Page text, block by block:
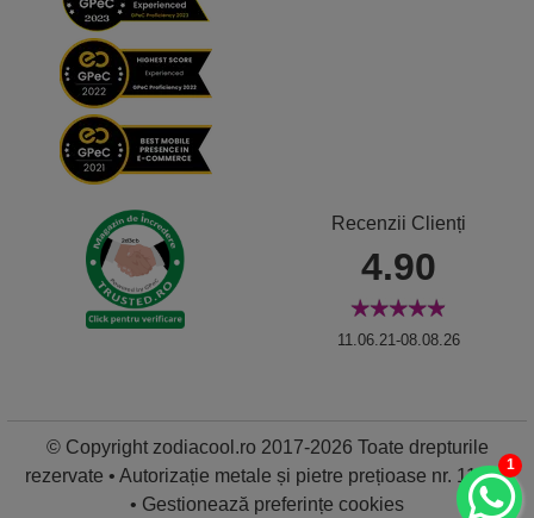
Recenzii Clienți
4.90
11.06.21-08.08.26
© Copyright zodiacool.ro 2017-2026 Toate drepturile
rezervate • Autorizație metale și pietre prețioase nr. 11837
• Gestionează preferințe cookies
1